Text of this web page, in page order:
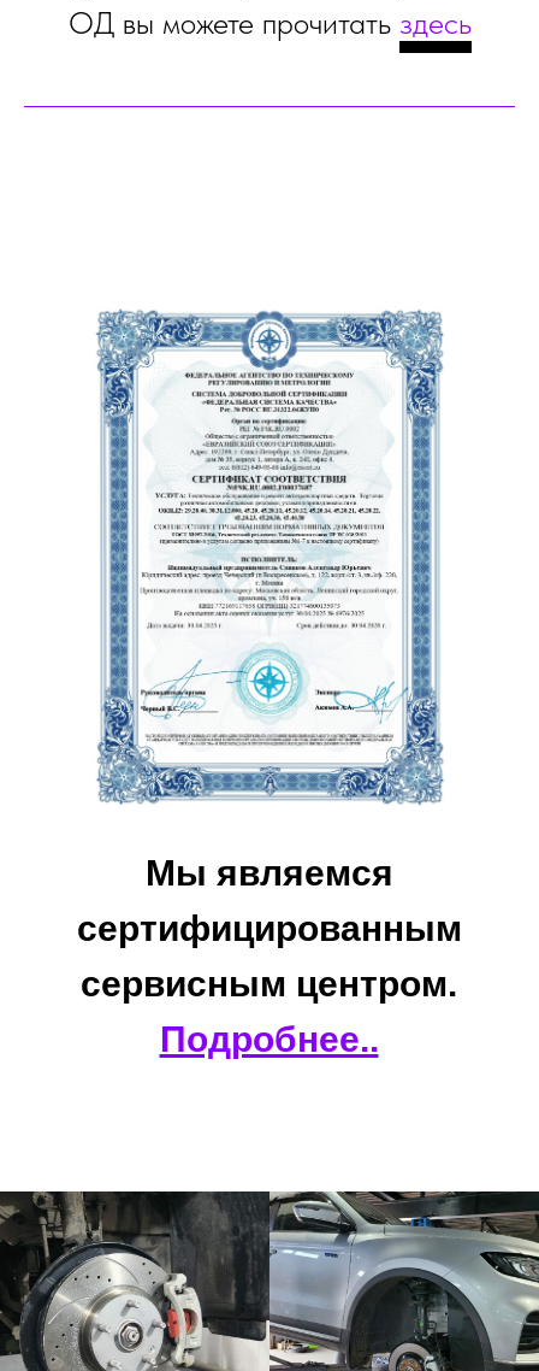
ОД вы можете прочитать здесь
Мы являемся
сертифицированным
сервисным центром.
Подробнее..